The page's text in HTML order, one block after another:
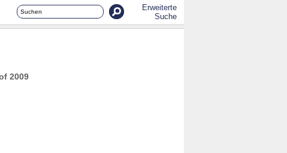
Erweiterte
Suche
2009